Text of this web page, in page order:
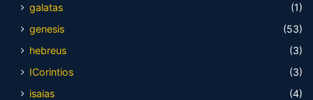
galatas
(1)
genesis
(53)
hebreus
(3)
ICorintios
(3)
isaias
(4)